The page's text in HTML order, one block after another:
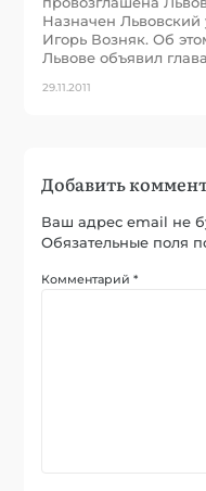
Назначен Львовский
Игорь Возняк. Об
Львове объявил
29.11.2011
Добавить
Ваш адрес email не
Обязательные поля
Комментарий*